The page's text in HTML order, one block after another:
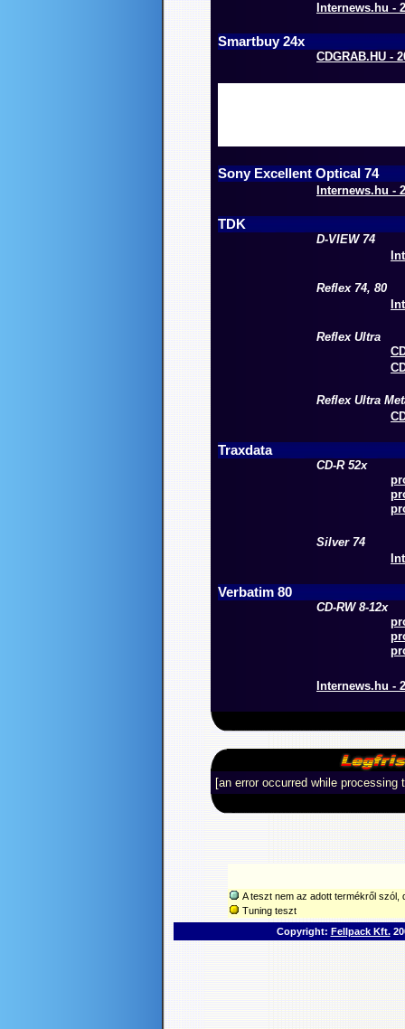
Internews.hu -
Smartbuy 24x
CDGRAB.HU -
Sony Excellent Optical 74
Internews.hu -
TDK
D-VIEW 74
Reflex 74, 80
Reflex Ultra
Reflex Ultra
Traxdata
CD-R 52x
Silver 74
Verbatim 80
CD-RW 8-12x
Internews.hu -
[an error occurred while processing
A teszt nem az adott termékről szól,
Tuning teszt
Copyright: Fellpack Kft.